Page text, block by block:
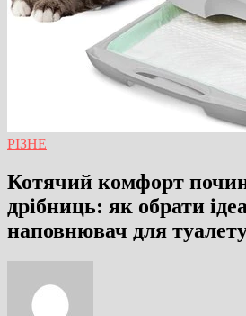
РІЗНЕ
Котячий комфорт
дрібниць: як обрати
наповнювач для